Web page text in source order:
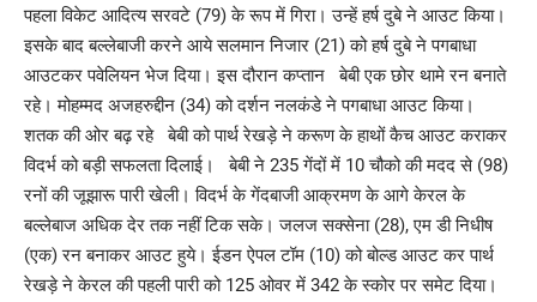
पहला विकेट आदित्य सरवटे (79) के रूप में गिरा। उन्हें हर्ष दुबे ने आउट किया।
इसके बाद बल्लेबाजी करने आये सलमान निजार (21) को हर्ष दुबे ने पगबाधा
आउटकर पवेलियन भेज दिया। इस दौरान कप्तान बेबी एक छोर थामे रन बनाते
रहे। मोहम्मद अजहरुद्दीन (34) को दर्शन नलकंडे ने पगबाधा आउट किया।
शतक की ओर बढ़ रहे बेबी को पार्थ रेखड़े ने करूण के हाथों कैच आउट कराकर
विदर्भ को बड़ी सफलता दिलाई। बेबी ने 235 गेंदों में 10 चौको की मदद से (98)
रनों की जूझारू पारी खेली। विदर्भ के गेंदबाजी आक्रमण के आगे केरल के
बल्लेबाज अधिक देर तक नहीं टिक सके। जलज सक्सेना (28), एम डी निधीष
(एक) रन बनाकर आउट हुये। ईडन ऐपल टॉम (10) को बोल्ड आउट कर पार्थ
रेखड़े ने केरल की पहली पारी को 125 ओवर में 342 के स्कोर पर समेट दिया।